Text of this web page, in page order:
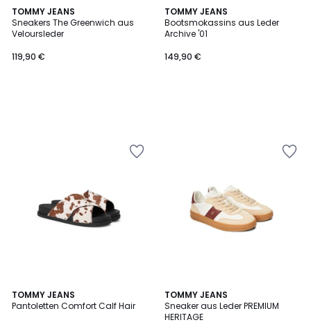
TOMMY JEANS
Sneakers The Greenwich aus
Veloursleder
119,90 €
TOMMY JEANS
Bootsmokassins aus Leder
Archive '01
149,90 €
TOMMY JEANS
Pantoletten Comfort Calf Hair
TOMMY JEANS
Sneaker aus Leder PREMIUM
HERITAGE